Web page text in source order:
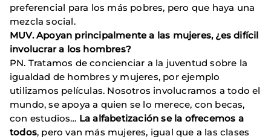
preferencial para los más pobres, pero que haya una
mezcla social.
MUV. Apoyan principalmente a las mujeres, ¿es difícil
involucrar a los hombres?
PN. Tratamos de concienciar a la juventud sobre la
igualdad de hombres y mujeres, por ejemplo
utilizamos películas. Nosotros involucramos a todo el
mundo, se apoya a quien se lo merece, con becas,
con estudios… La alfabetización se la ofrecemos a
todos, pero van más mujeres, igual que a las clases